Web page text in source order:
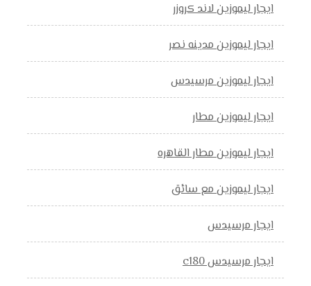
ايجار ليموزين لاند كروزر
ايجار ليموزين مدينه نصر
ايجار ليموزين مرسيدس
ايجار ليموزين مطار
ايجار ليموزين مطار القاهره
ايجار ليموزين مع سائق
ايجار مرسيدس
ايجار مرسيدس c180